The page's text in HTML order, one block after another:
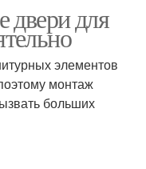
двери для
элементов
монтаж
больших